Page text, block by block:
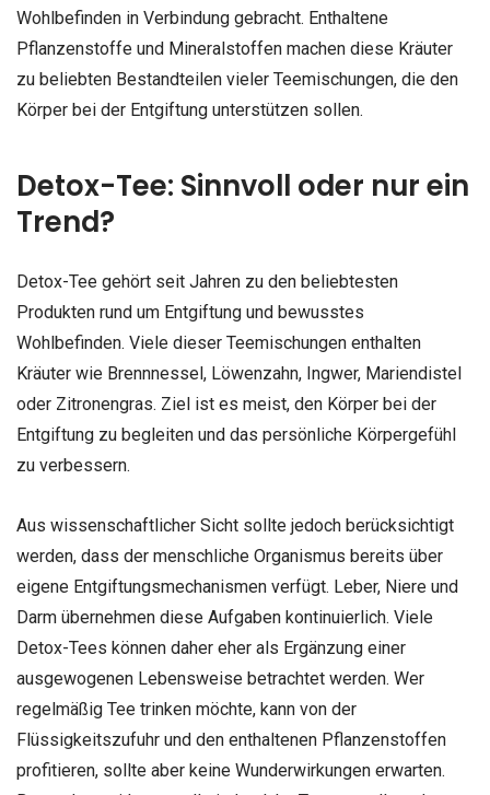
Wohlbefinden in Verbindung gebracht. Enthaltene
Pflanzenstoffe und Mineralstoffen machen diese Kräuter
zu beliebten Bestandteilen vieler Teemischungen, die den
Körper bei der Entgiftung unterstützen sollen.
Detox-Tee: Sinnvoll oder nur ein
Trend?
Detox-Tee gehört seit Jahren zu den beliebtesten
Produkten rund um Entgiftung und bewusstes
Wohlbefinden. Viele dieser Teemischungen enthalten
Kräuter wie Brennnessel, Löwenzahn, Ingwer, Mariendistel
oder Zitronengras. Ziel ist es meist, den Körper bei der
Entgiftung zu begleiten und das persönliche Körpergefühl
zu verbessern.
Aus wissenschaftlicher Sicht sollte jedoch berücksichtigt
werden, dass der menschliche Organismus bereits über
eigene Entgiftungsmechanismen verfügt. Leber, Niere und
Darm übernehmen diese Aufgaben kontinuierlich. Viele
Detox-Tees können daher eher als Ergänzung einer
ausgewogenen Lebensweise betrachtet werden. Wer
regelmäßig Tee trinken möchte, kann von der
Flüssigkeitszufuhr und den enthaltenen Pflanzenstoffen
profitieren, sollte aber keine Wunderwirkungen erwarten.